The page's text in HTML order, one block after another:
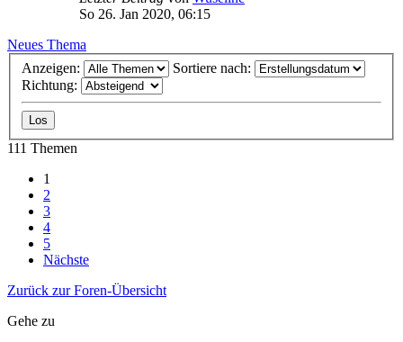
So 26. Jan 2020, 06:15
Neues Thema
Anzeigen:
Sortiere nach:
Richtung:
111 Themen
1
2
3
4
5
Nächste
Zurück zur Foren-Übersicht
Gehe zu